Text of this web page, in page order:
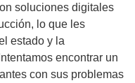
soluciones digitales
lo que les
estado y la
encontrar un
con sus problemas